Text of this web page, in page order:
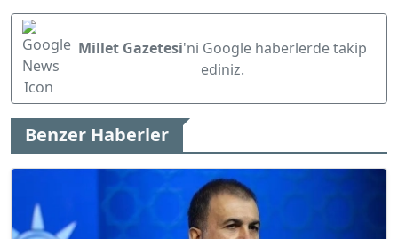
Millet Gazetesi'ni Google haberlerde takip
ediniz.
Benzer Haberler